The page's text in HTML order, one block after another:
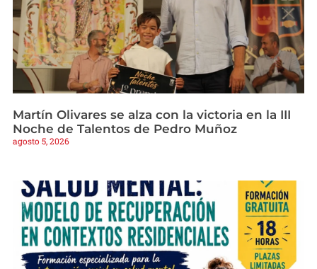
Martín Olivares se alza con la victoria en la III
Noche de Talentos de Pedro Muñoz
agosto 5, 2026